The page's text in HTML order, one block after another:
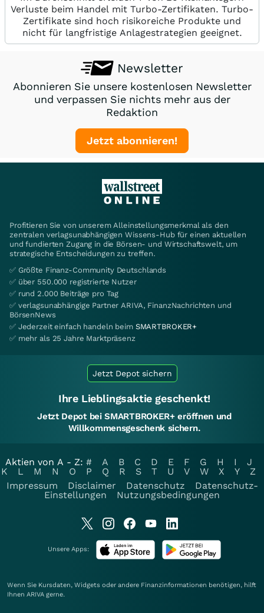
Verluste beim Handel mit Turbo-Zertifikaten. Turbo-
Zertifikate sind hoch risikoreiche Produkte und
nicht für langfristige Anlagestrategien geeignet.
Newsletter
Abonnieren Sie unsere kostenlosen Newsletter
und verpassen Sie nichts mehr aus der
Redaktion
Jetzt abonnieren!
Profitieren Sie von unserem Alleinstellungsmerkmal als den
zentralen verlagsunabhängigen Wissens-Hub für einen aktuellen
und fundierten Zugang in die Börsen- und Wirtschaftswelt, um
strategische Entscheidungen zu treffen.
✅ Größte Finanz-Community Deutschlands
✅ über 550.000 registrierte Nutzer
✅ rund 2.000 Beiträge pro Tag
✅ verlagsunabhängige Partner ARIVA, FinanzNachrichten und
BörsenNews
✅ Jederzeit einfach handeln beim SMARTBROKER+
✅ mehr als 25 Jahre Marktpräsenz
Jetzt Depot sichern
Ihre Lieblingsaktie geschenkt!
Jetzt Depot bei SMARTBROKER+ eröffnen und
Willkommensgeschenk sichern.
Aktien von A - Z: # A B C D E F G H I
J
K
L M N O P Q R S T U V W X Y
Z
Impressum
Disclaimer Datenschutz
Datenschutz-
Einstellungen
Nutzungsbedingungen
Unsere Apps:
Wenn Sie Kursdaten, Widgets oder andere Finanzinformationen benötigen, hilft
Ihnen ARIVA gerne.